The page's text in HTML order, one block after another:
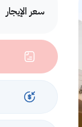
سعر الإيجار